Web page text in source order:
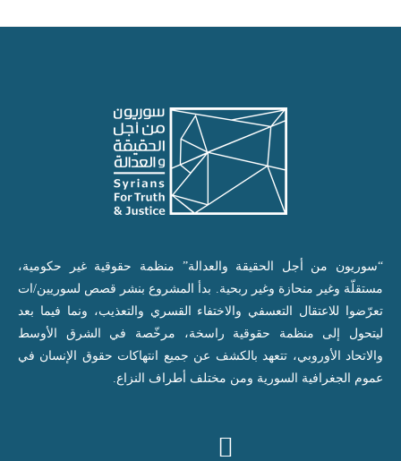
“سوريون من أجل الحقيقة والعدالة” منظمة حقوقية غير حكومية،
مستقلّة وغير منحازة وغير ربحية. بدأ المشروع بنشر قصص لسوريين/ات
تعرّضوا للاعتقال التعسفي والاختفاء القسري والتعذيب، ونما فيما بعد
ليتحول إلى منظمة حقوقية راسخة، مرخّصة في الشرق الأوسط
والاتحاد الأوروبي، تتعهد بالكشف عن جميع انتهاكات حقوق الإنسان في
عموم الجغرافية السورية ومن مختلف أطراف النزاع.